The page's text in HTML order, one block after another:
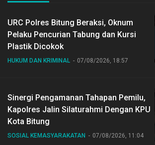
URC Polres Bitung Beraksi, Oknum
Pelaku Pencurian Tabung dan Kursi
Plastik Dicokok
HUKUM DAN KRIMINAL 07/08/2026, 18:57
Sinergi Pengamanan Tahapan Pemilu,
Kapolres Jalin Silaturahmi Dengan KPU
Kota Bitung
SOSIAL KEMASYARAKATAN 07/08/2026, 11:04